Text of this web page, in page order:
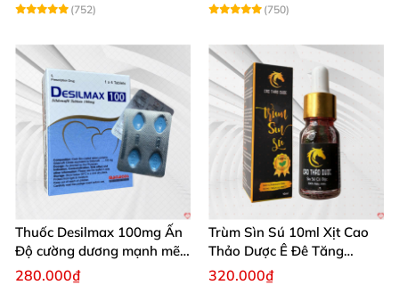
(752)
(750)
Thuốc Desilmax 100mg Ấn
Độ cường dương mạnh mẽ
tăng sinh lý phái mạnh
280.000₫
Trùm Sìn Sú 10ml Xịt Cao
Thảo Dược Ê Đê Tăng
Cường Sinh Lý
320.000₫